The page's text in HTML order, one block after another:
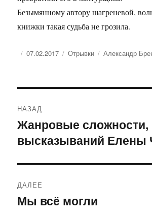
Безымянному автору шагреневой,
книжки такая судьба не грозила.
Опубликовано
07.02.2017 Рубрики
Отрывки Метки
Александр
по
записям
НАЗАД
Предыдущая
запись:
Жанровые сложности,
высказываний Елены
ДАЛЕЕ
Следующая
Мы всё могли